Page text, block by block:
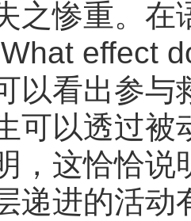
之惨重。在
effect
以看出参
可以透过
，这恰恰说
递进的活动